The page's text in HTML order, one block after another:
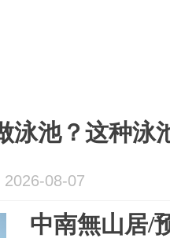
泳池？这种泳
08-07
中南無山居/